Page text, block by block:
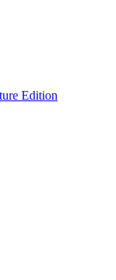
Edition